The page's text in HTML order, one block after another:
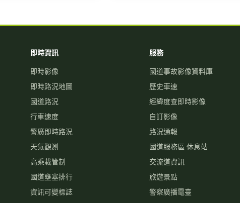
即時資訊
即時影像
即時路況地圖
國道路況
行車速度
警廣即時路況
天氣觀測
高乘載管制
國道壅塞排行
資訊可變標誌
服務
國道事故影像資料庫
歷史車速
經緯度查即時影像
自訂影像
路況通報
國道服務區 休息站
交流道資訊
旅遊景點
警察廣播電臺